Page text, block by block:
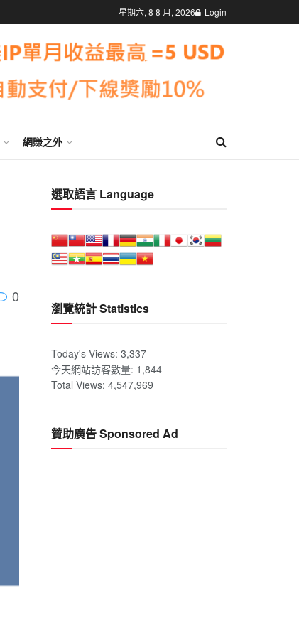
星期六, 8 8 月, 2026 Login
網賺之外
0
選取語言 Language
瀏覽統計 Statistics
Today's Views: 3,337
今天網站訪客數量: 1,844
Total Views: 4,547,969
贊助廣告 Sponsored Ad